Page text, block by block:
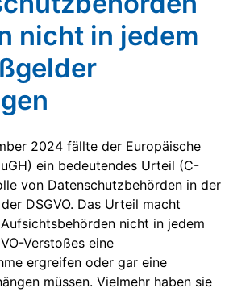
nicht in jedem
2024 fällte der Europäische
ein bedeutendes Urteil (C-
von Datenschutzbehörden in der
DSGVO. Das Urteil macht
nicht in jedem
Verstoßes eine
ergreifen oder gar eine
müssen. Vielmehr haben sie